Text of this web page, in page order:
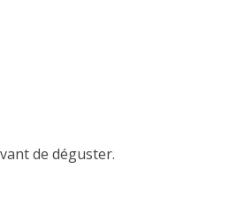
de déguster.